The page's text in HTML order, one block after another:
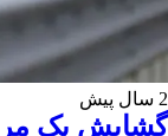
2 سال پیش
گشایش یک مرز